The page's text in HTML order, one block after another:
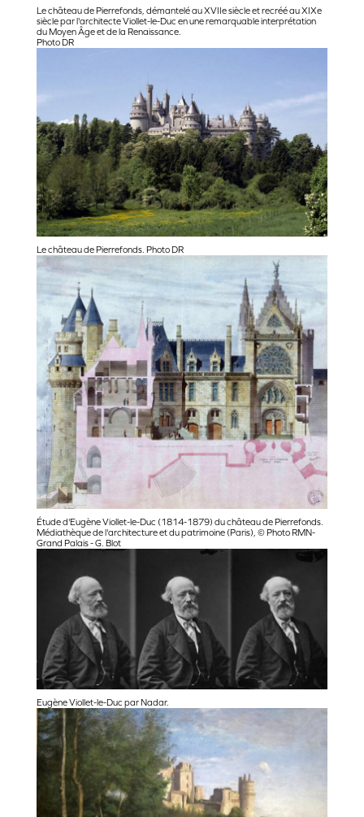
Le château de Pierrefonds, démantelé au XVIIe siècle et recréé au XIXe
siècle par l'architecte Viollet-le-Duc en une remarquable interprétation
du Moyen Âge et de la Renaissance.
Photo DR
Le château de Pierrefonds. Photo DR
Étude d'Eugène Viollet-le-Duc (1814-1879) du château de Pierrefonds.
Médiathèque de l'architecture et du patrimoine (Paris), © Photo RMN-
Grand Palais - G. Blot
Eugène Viollet-le-Duc par Nadar.